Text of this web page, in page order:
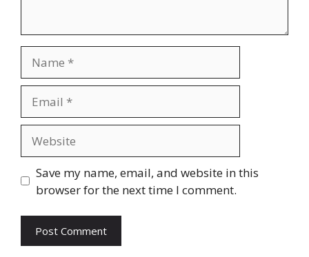
Save my name, email, and website in this
browser for the next time I comment.